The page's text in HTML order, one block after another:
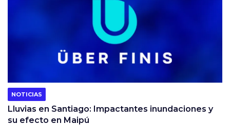
NOTICIAS
Lluvias en Santiago: Impactantes inundaciones y
su efecto en Maipú